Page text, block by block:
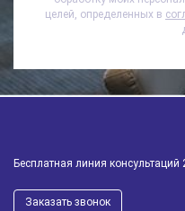
целей, определенных в
Бесплатная линия консультаций
Заказать звонок